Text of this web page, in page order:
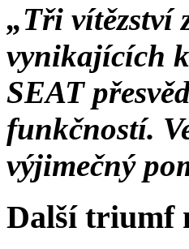
„Tři vítězství
vynikajících
SEAT
funkčností.
výjimečný
Další triumf